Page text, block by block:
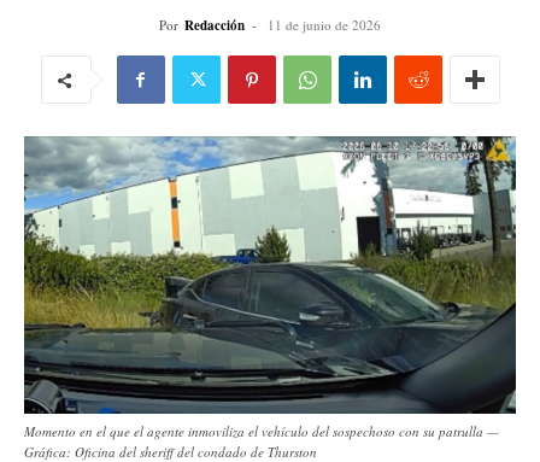
Por Redacción - 11 de junio de 2026
Momento en el que el agente inmoviliza el vehículo del sospechoso con su patrulla —
Gráfica: Oficina del sheriff del condado de Thurston